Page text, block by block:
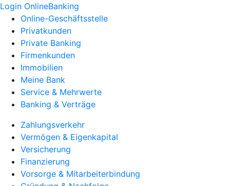
Login OnlineBanking
Online-Geschäftsstelle
Privatkunden
Private Banking
Firmenkunden
Immobilien
Meine Bank
Service & Mehrwerte
Banking & Verträge
Zahlungsverkehr
Vermögen & Eigenkapital
Versicherung
Finanzierung
Vorsorge & Mitarbeiterbindung